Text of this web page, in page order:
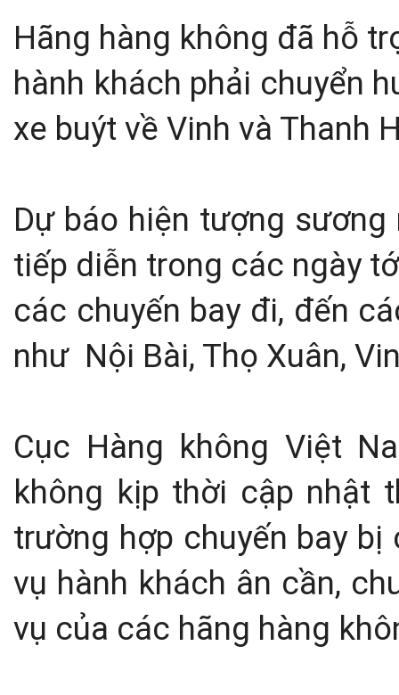
Hãng hàng không đã hỗ
hành khách phải chuyển
xe buýt về Vinh và Thanh
Dự báo hiện tượng
tiếp diễn trong các ngày
các chuyến bay đi, đến
như Nội Bài, Thọ Xuân,
Cục Hàng không Việt
không kịp thời cập nhật
trường hợp chuyến bay
vụ hành khách ân cần,
vụ của các hãng hàng